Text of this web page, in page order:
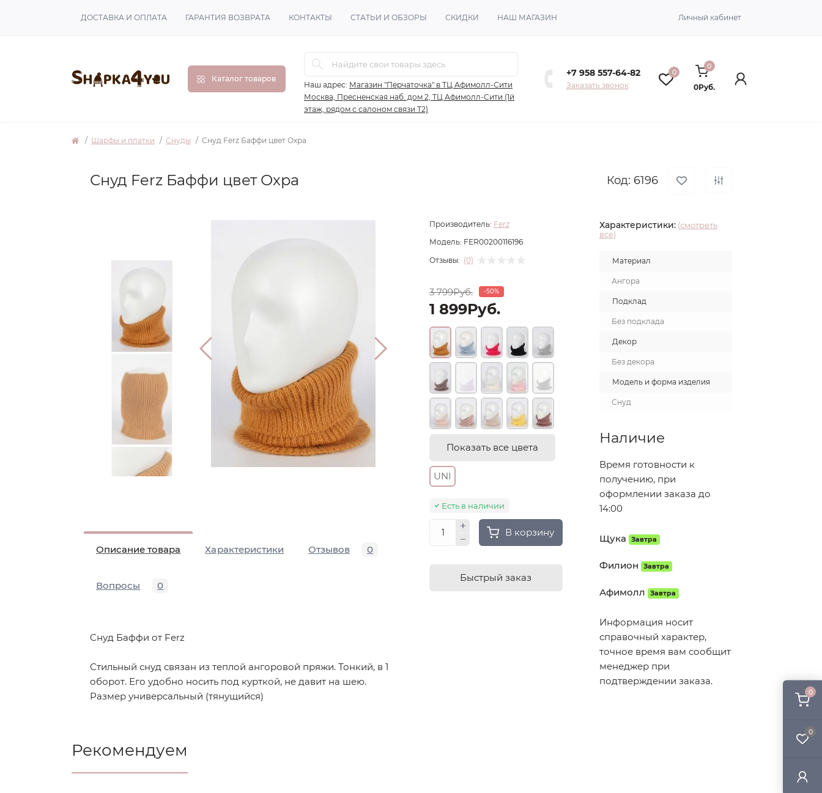
0
0
ДОСТАВКА И ОПЛАТА ГАРАНТИЯ ВОЗВРАТА КОНТАКТЫ СТАТЬИ И ОБЗОРЫ СКИДКИ НАШ МАГАЗИН Личный кабинет
Каталог товаров
Наш адрес: Магазин "Перчаточка" в ТЦ Афимолл-Сити
Москва, Пресненская наб. дом 2, ТЦ Афимолл-Сити (1й
этаж, рядом с салоном связи Т2)
+7 958 557-64-82
Заказать звонок
0
0
0Руб.
Шарфы и платки Снуды Снуд Ferz Баффи цвет Охра
Снуд Ferz Баффи цвет Охра Код: 6196
Описание товара Характеристики Отзывов 0
Вопросы 0
Снуд Баффи от Ferz
Стильный снуд связан из теплой ангоровой пряжи. Тонкий, в 1
оборот. Его удобно носить под курткой, не давит на шею.
Размер универсальный (тянущийся)
Производитель: Ferz
Модель: FER00200116196
Отзывы: (0)
3 799Руб. -50%
1 899Руб.
Показать все цвета
UNI
Есть в наличии
В корзину
Быстрый заказ
Характеристики: (смотреть
все)
Материал
Ангора
Подклад
Без подклада
Декор
Без декора
Модель и форма изделия
Снуд
Наличие
Время готовности к
получению, при
оформлении заказа до
14:00
Щука Завтра
Филион Завтра
Афимолл Завтра
Информация носит
справочный характер,
точное время вам сообщит
менеджер при
подтверждении заказа.
Рекомендуем